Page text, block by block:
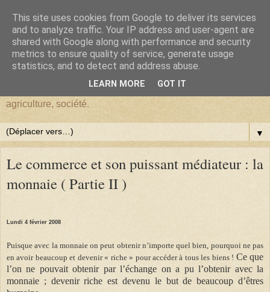
BlogHardi
Vous êtes sur BlogHardi, vous y trouverez les réflexions d'un
agriculture, société.
▼
Le commerce et son puissant médiateur : la
monnaie ( Partie II )
Lundi 4 février 2008
Puisque avec la monnaie on peut obtenir n’importe quel bien, pourquoi ne pas
en avoir beaucoup et devenir « riche » pour accéder à tous les biens ! Ce que
l’on ne pouvait obtenir par l’échange on a pu l’obtenir avec la
monnaie ; devenir riche est devenu le but de beaucoup d’êtres
This site uses cookies from Google to deliver its services
and to analyze traffic. Your IP address and user-agent are
shared with Google along with performance and security
metrics to ensure quality of service, generate usage
statistics, and to detect and address abuse.
LEARN MORE GOT IT